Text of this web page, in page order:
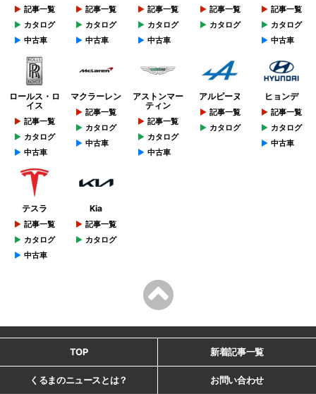
記事一覧
カタログ
中古車
記事一覧
カタログ
中古車
記事一覧
カタログ
中古車
記事一覧
カタログ
記事一覧
カタログ
中古車
ロールス・ロ
イス
記事一覧
カタログ
中古車
マクラーレン
記事一覧
カタログ
中古車
アストンマー
ティン
記事一覧
カタログ
中古車
アルピーヌ
記事一覧
カタログ
ヒョンデ
記事一覧
カタログ
中古車
テスラ
記事一覧
カタログ
中古車
Kia
記事一覧
カタログ
TOP 新着記事一覧
くるまのニュースとは？ お問い合わせ